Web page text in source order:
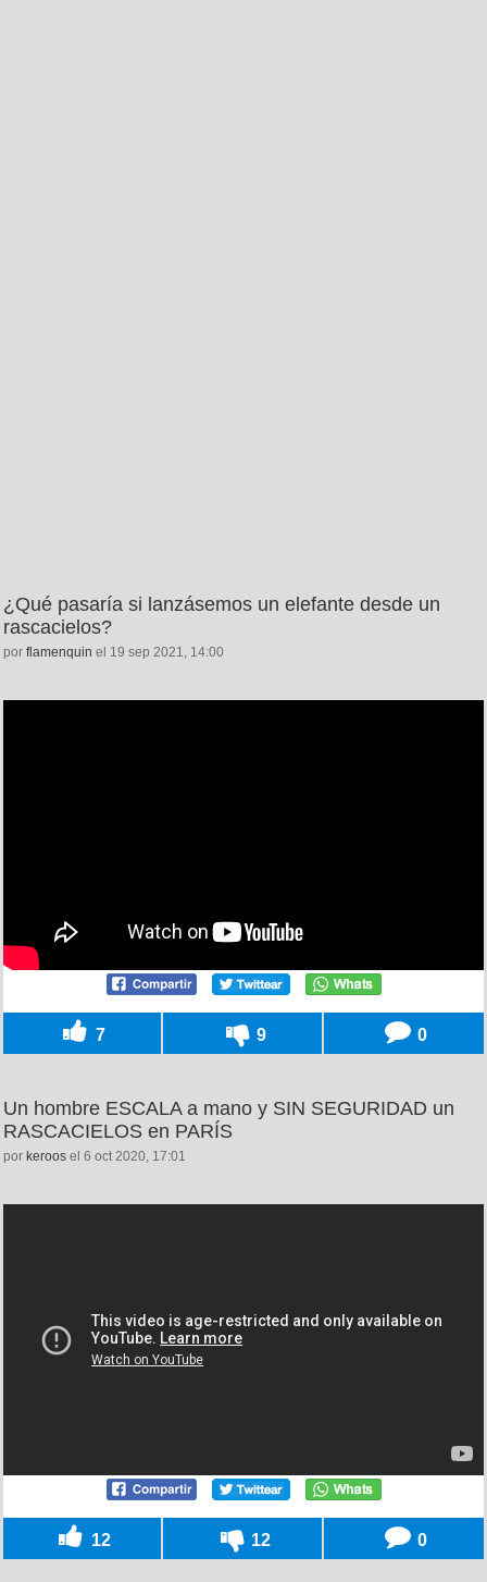
¿Qué pasaría si lanzásemos un elefante desde un
rascacielos?
por flamenquin el 19 sep 2021, 14:00
7 9 0
Un hombre ESCALA a mano y SIN SEGURIDAD un
RASCACIELOS en PARÍS
por keroos el 6 oct 2020, 17:01
12 12 0